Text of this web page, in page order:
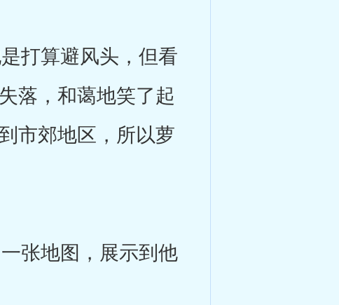
打算避风头，但看
落，和蔼地笑了起
市郊地区，所以萝
张地图，展示到他